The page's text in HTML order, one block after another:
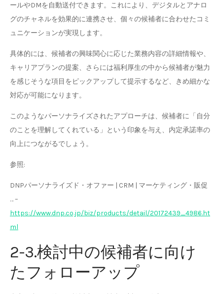
ールやDMを自動送付できます。これにより、デジタルとアナロ
グのチャネルを効果的に連携させ、個々の候補者に合わせたコミ
ュニケーションが実現します。
具体的には、候補者の興味関心に応じた業務内容の詳細情報や、
キャリアプランの提案、さらには福利厚生の中から候補者が魅力
を感じそうな項目をピックアップして提示するなど、きめ細かな
対応が可能になります。
このようなパーソナライズされたアプローチは、候補者に「自分
のことを理解してくれている」という印象を与え、内定承諾率の
向上につながるでしょう。
参照:
DNPパーソナライズド・オファー | CRM | マーケティング・販促
… –
https://www.dnp.co.jp/biz/products/detail/20172439_4986.ht
ml
2-3.検討中の候補者に向け
たフォローアップ